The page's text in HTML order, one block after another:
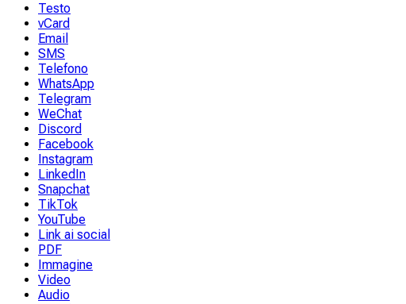
Testo
vCard
Email
SMS
Telefono
WhatsApp
Telegram
WeChat
Discord
Facebook
Instagram
LinkedIn
Snapchat
TikTok
YouTube
Link ai social
PDF
Immagine
Video
Audio